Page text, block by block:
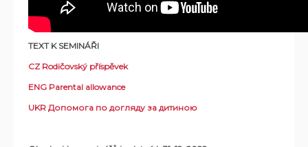
TEXT K SEMINÁŘI
CZ Rodičovský příspěvek
ENG Parental allowance
UKR Допомога по догляду за дитиною